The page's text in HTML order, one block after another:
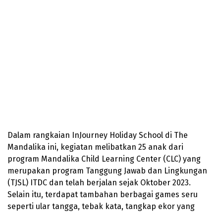
Dalam rangkaian InJourney Holiday School di The
Mandalika ini, kegiatan melibatkan 25 anak dari
program Mandalika Child Learning Center (CLC) yang
merupakan program Tanggung Jawab dan Lingkungan
(TJSL) ITDC dan telah berjalan sejak Oktober 2023.
Selain itu, terdapat tambahan berbagai games seru
seperti ular tangga, tebak kata, tangkap ekor yang